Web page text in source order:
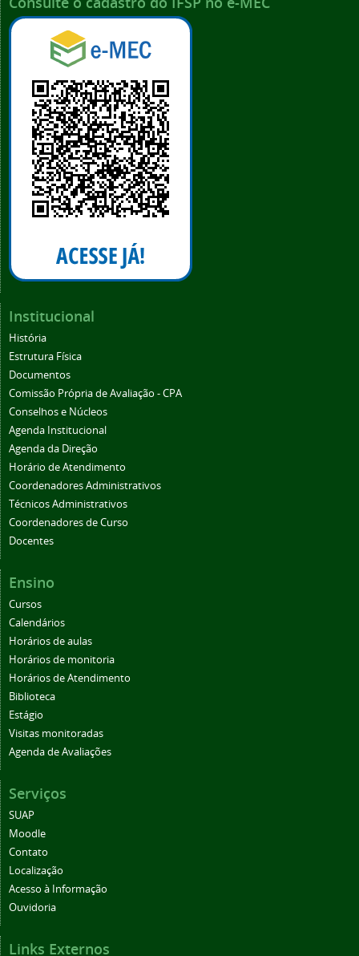
Institucional
História
Estrutura Física
Documentos
Comissão Própria de Avaliação - CPA
Conselhos e Núcleos
Agenda Institucional
Agenda da Direção
Horário de Atendimento
Coordenadores Administrativos
Técnicos Administrativos
Coordenadores de Curso
Docentes
Ensino
Cursos
Calendários
Horários de aulas
Horários de monitoria
Horários de Atendimento
Biblioteca
Estágio
Visitas monitoradas
Agenda de Avaliações
Serviços
SUAP
Moodle
Contato
Localização
Acesso à Informação
Ouvidoria
Links Externos